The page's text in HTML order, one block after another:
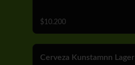
$10.200
Cerveza Kunstamnn Lager